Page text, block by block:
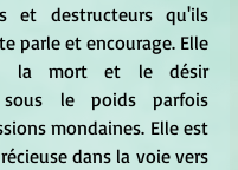
et destructeurs qu'ils
parle et encourage. Elle
la mort et le désir
sous le poids parfois
mondaines. Elle est
dans la voie vers